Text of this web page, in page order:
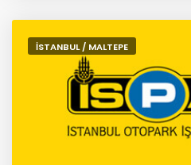
İSTANBUL / MALTEPE